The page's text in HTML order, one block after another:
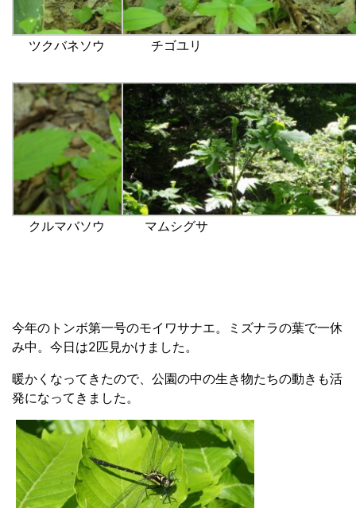
ツクバネソウ チゴユリ
クルマバソウ マムシグサ
今年のトンボ第一号のモイワサナエ。ミズナラの葉で一休
み中。今日は2匹見かけました。
暖かくなってきたので、公園の中の生き物たちの動きも活
発になってきました。